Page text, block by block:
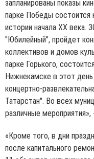
запланированы показы
парке Победы состоится
истории начала ХХ века.
"Юбилейный", пройдет
коллективов и домов
парке Горького,
Нижнекамске в этот
концертно-
Татарстан". Во всех
различные мероприятия»,
«Кроме того, в дни
после капитального